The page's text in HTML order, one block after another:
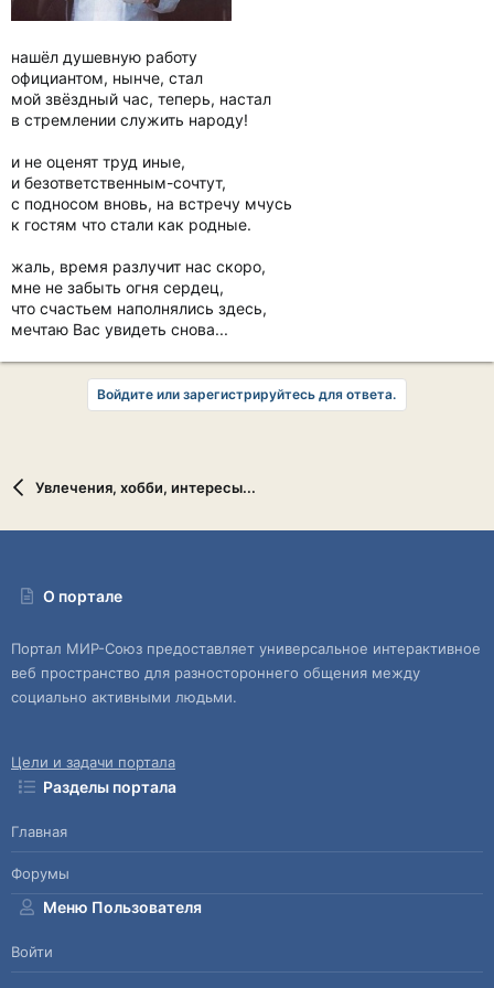
нашёл душевную работу
официантом, нынче, стал
мой звёздный час, теперь, настал
в стремлении служить народу!
и не оценят труд иные,
и безответственным-сочтут,
с подносом вновь, на встречу мчусь
к гостям что стали как родные.
жаль, время разлучит нас скоро,
мне не забыть огня сердец,
что счастьем наполнялись здесь,
мечтаю Вас увидеть снова...
Войдите или зарегистрируйтесь для ответа.
Увлечения, хобби, интересы...
О портале
Портал МИР-Союз предоставляет универсальное интерактивное
веб пространство для разностороннего общения между
социально активными людьми.
Цели и задачи портала
Разделы портала
Главная
Форумы
Меню Пользователя
Войти